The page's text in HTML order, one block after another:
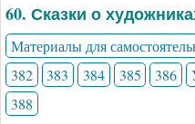
60. Сказки о
Материалы для
382
383 384 385 386
388